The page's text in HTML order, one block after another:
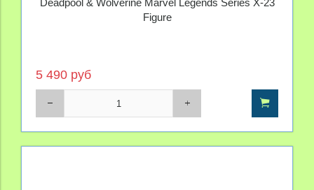
Figure
5 490 руб